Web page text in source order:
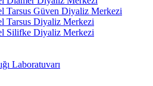
Tarsus Güven Diyaliz Merkezi
Tarsus Diyaliz Merkezi
Silifke Diyaliz Merkezi
Laboratuvarı